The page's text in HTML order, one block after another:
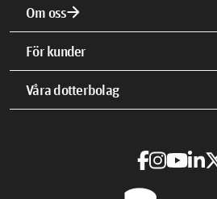
Om ossarrow_forward
För kunder
Våra dotterbolag